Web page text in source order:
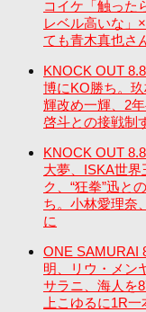
コイケ「触った
レベル高いな」
ても青木真也さ
KNOCK OUT
博にKO勝ち。
輝改め一輝、2
啓斗との接戦制
KNOCK OUT
大夢、ISKA世
ク、“狂拳”迅と
ち。小林愛理奈
に
ONE SAMURAI
明、リウ・メン
サラニ、海人を
上こゆるに1R